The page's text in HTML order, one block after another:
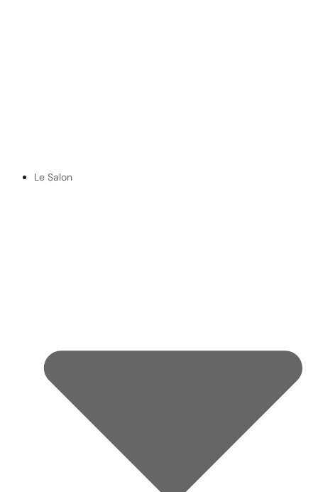
Le Salon